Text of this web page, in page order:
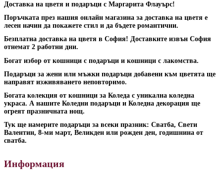
Доставка на цветя и подаръци с Маргарита Флауърс!
Поръчката през нашия онлайн магазина за доставка на цветя е
лесен начин да покажете стил и да бъдете романтични.
Безплатна доставка на цветя в София! Доставките извън София
отнемат 2 работни дни.
Богат избор от кошници с подаръци и кошници с лакомства.
Подаръци за жени или мъжки подаръци добавени към цветята ще
направят изживяването неповторимо.
Богата колекция от кошници за Коледа с уникална коледна
украса. А нашите Коледни подаръци и Коледна декорация ще
огреят празничната нощ.
Тук ще намерите подаръци за всеки празник: Сватба, Свети
Валентин, 8-ми март, Великден или рожден ден, годишнина от
сватба.
Информация